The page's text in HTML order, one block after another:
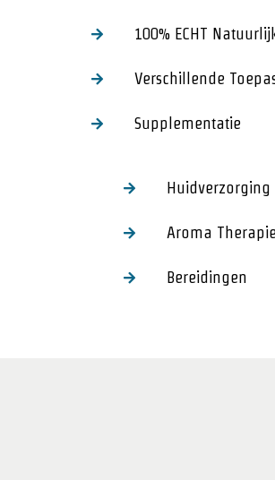
100% ECHT
Verschillende
Supplementatie
Huidverzorging
Aroma Therapie
Bereidingen